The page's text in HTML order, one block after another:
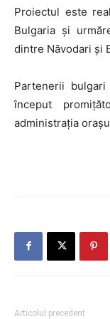
Proiectul este
Bulgaria și
dintre Năvodari și
Partenerii
început
administraţia
Articolul precedent